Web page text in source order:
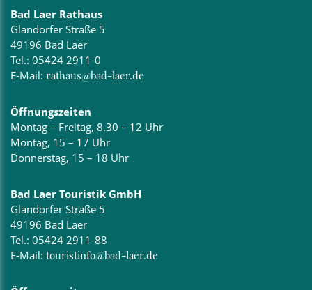
Bad Laer Rathaus
Glandorfer Straße 5
49196 Bad Laer
Tel.: 05424 2911-0
E-Mail: rathaus@bad-laer.de
Öffnungszeiten
Montag – Freitag, 8.30 – 12 Uhr
Montag, 15 – 17 Uhr
Donnerstag, 15 – 18 Uhr
Bad Laer Touristik GmbH
Glandorfer Straße 5
49196 Bad Laer
Tel.: 05424 2911-88
E-Mail: touristinfo@bad-laer.de